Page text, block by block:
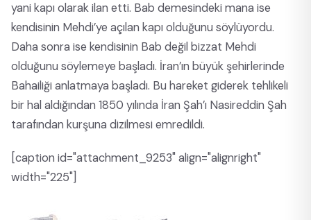
yani kapı olarak ilan etti. Bab demesindeki mana ise
kendisinin Mehdi’ye açılan kapı olduğunu söylüyordu.
Daha sonra ise kendisinin Bab değil bizzat Mehdi
olduğunu söylemeye başladı. İran’ın büyük şehirlerinde
Bahailiği anlatmaya başladı. Bu hareket giderek tehlikeli
bir hal aldığından 1850 yılında İran Şah’ı Nasireddin Şah
tarafından kurşuna dizilmesi emredildi.
[caption id="attachment_9253" align="alignright"
width="225"]